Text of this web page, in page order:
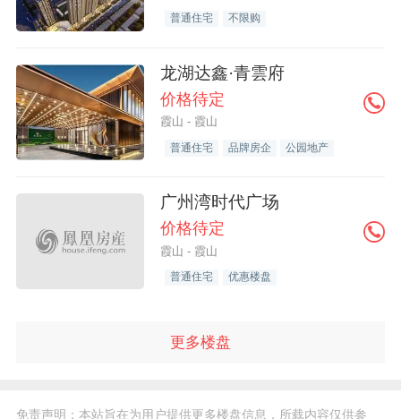
普通住宅 不限购
龙湖达鑫·青雲府
价格待定
霞山 - 霞山
普通住宅 品牌房企 公园地产
广州湾时代广场
价格待定
霞山 - 霞山
普通住宅 优惠楼盘
更多楼盘
免责声明：本站旨在为用户提供更多楼盘信息，所载内容仅供参